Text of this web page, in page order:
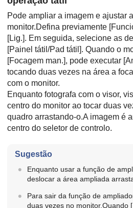
Pode ampliar a imagem e ajustar
monitor.Defina previamente
[Lig.]. Em seguida, selecione as
[Painel tátil/Pad tátil]. Quando o
[Focagem man.], pode executar
tocando duas vezes na área a
com o monitor.
Enquanto fotografa com o visor,
centro do monitor ao tocar duas
quadro arrastando-o.A imagem é
centro do seletor de controlo.
Sugestão
Enquanto usar a função de
deslocar a área ampliada
Para sair da função de
duas vezes no monitor.Quando [